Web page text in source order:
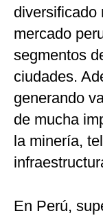
diversificado
mercado
segmentos
ciudades.
generando
de mucha
la minería,
En Perú,